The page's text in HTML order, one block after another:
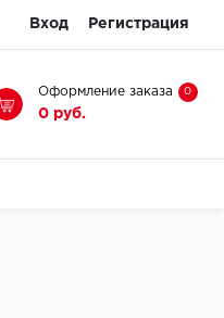
Вход Регистрация
Оформление заказа 0
0 руб.